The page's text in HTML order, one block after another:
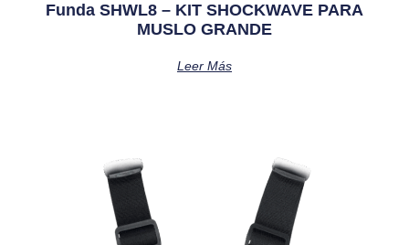
Funda SHWL8 – KIT SHOCKWAVE PARA
MUSLO GRANDE
Leer Más